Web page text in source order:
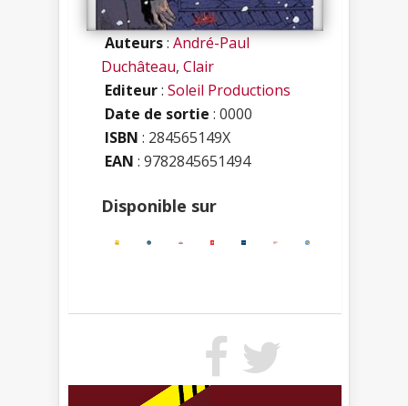
Auteurs:André-Paul
Duchâteau, Clair
Editeur: Soleil Productions
Date de sortie : 0000
ISBN : 284565149X
EAN : 9782845651494
Disponible sur